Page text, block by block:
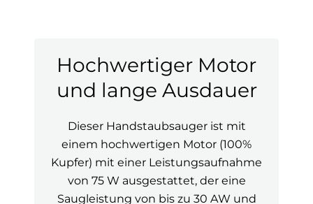
Hochwertiger Motor
und lange Ausdauer
Dieser Handstaubsauger ist mit
einem hochwertigen Motor (100%
Kupfer) mit einer Leistungsaufnahme
von 75 W ausgestattet, der eine
Saugleistung von bis zu 30 AW und